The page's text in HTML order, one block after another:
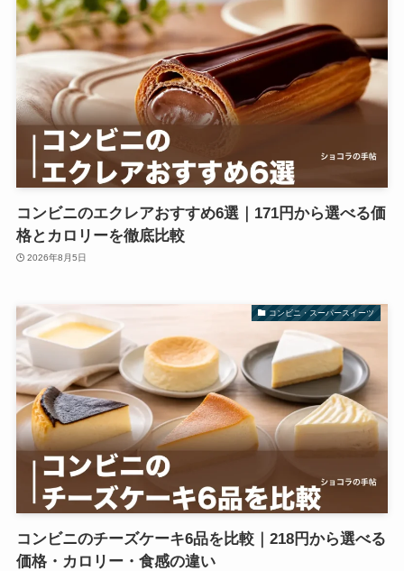
コンビニのエクレアおすすめ6選｜171円から選べる価
格とカロリーを徹底比較
2026年8月5日
コンビニ・スーパースイーツ
コンビニのチーズケーキ6品を比較｜218円から選べる
価格・カロリー・食感の違い